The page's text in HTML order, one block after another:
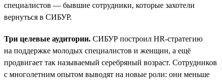
специалистов — бывшие сотрудники, которые захотели
вернуться в СИБУР.
Три целевые аудитории. СИБУР построил HR-стратегию
на поддержке молодых специалистов и женщин, а ещё
продвигает так называемый серебряный возраст. Сотрудников
с многолетним опытом выводят на новые роли: они меньше